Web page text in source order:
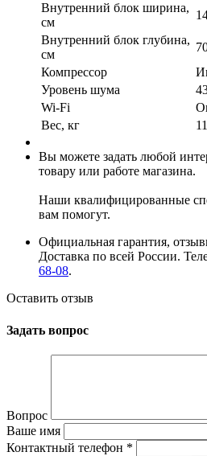
Внутренний блок ширина,
см
Внутренний блок глубина,
см
Компрессор
Уровень шума
Wi-Fi
Вес, кг
Вы можете задать любой
товару или работе магазина.
Наши квалифицированные
вам помогут.
Официальная гарантия,
Доставка по всей России.
68-08.
Оставить отзыв
Задать вопрос
Вопрос
Ваше имя
Контактный телефон *